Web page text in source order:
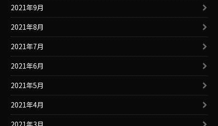
2021年9月
2021年8月
2021年7月
2021年6月
2021年5月
2021年4月
2021年3月